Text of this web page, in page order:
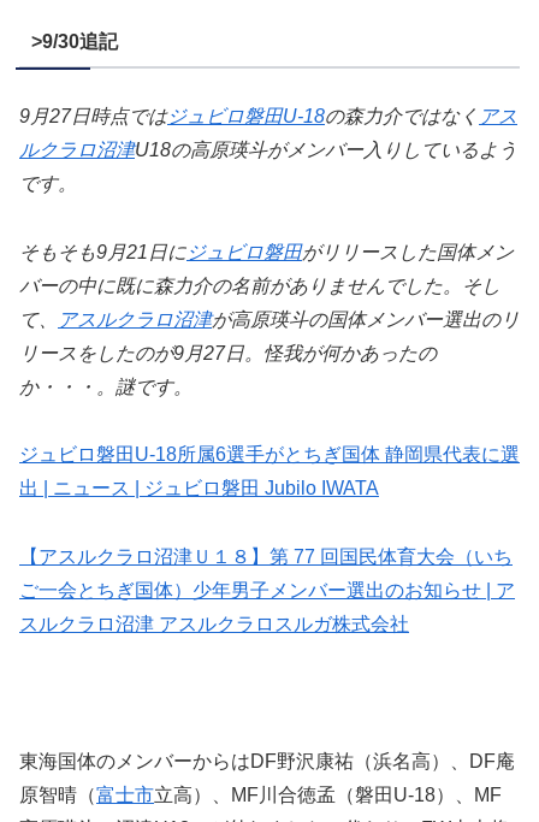
>9/30追記
9月27日時点ではジュビロ磐田U-18の森力介ではなく アス
ルクラロ沼津U18の高原瑛斗がメンバー入りしているよう
です。
そもそも9月21日にジュビロ磐田がリリースした国体メン
バーの中に既に森力介の名前がありませんでした。そし
て、
アスルクラロ沼津が高原瑛斗の国体メンバー選出のリ
リースをしたのが9月27日。怪我が何かあったの
か・・・。謎です。
ジュビロ磐田U-18所属6選手がとちぎ国体 静岡県代表に選
出 | ニュース | ジュビロ磐田 Jubilo IWATA
【アスルクラロ沼津Ｕ１８】第 77 回国民体育大会（いち
ご一会とちぎ国体）少年男子メンバー選出のお知らせ | ア
スルクラロ沼津 アスルクラロスルガ株式会社
東海国体のメンバーからはDF野沢康祐（浜名高）、DF庵
原智晴（富士市立高）、MF川合徳孟（磐田U-18）、MF